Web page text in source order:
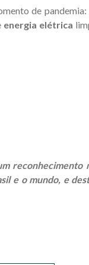
de pandemia:
energia elétrica
e o mundo, e